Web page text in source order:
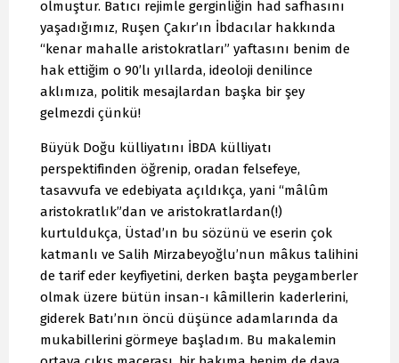
olmuştur. Batıcı rejimle gerginliğin had safhasını
yaşadığımız, Ruşen Çakır’ın İbdacılar hakkında
“kenar mahalle aristokratları” yaftasını benim de
hak ettiğim o 90’lı yıllarda, ideoloji denilince
aklımıza, politik mesajlardan başka bir şey
gelmezdi çünkü!
Büyük Doğu külliyatını İBDA külliyatı
perspektifinden öğrenip, oradan felsefeye,
tasavvufa ve edebiyata açıldıkça, yani “mâlûm
aristokratlık”dan ve aristokratlardan(!)
kurtuldukça, Üstad’ın bu sözünü ve eserin çok
katmanlı ve Salih Mirzabeyoğlu’nun mâkus talihini
de tarif eder keyfiyetini, derken başta peygamberler
olmak üzere bütün insan-ı kâmillerin kaderlerini,
giderek Batı’nın öncü düşünce adamlarında da
mukabillerini görmeye başladım. Bu makalemin